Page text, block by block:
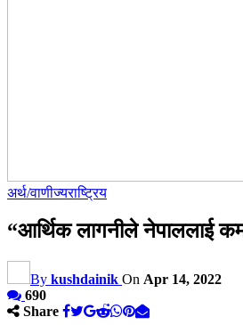
अर्थ/वाणीज्यराष्ट्रिय
“आर्थिक लागनीले नेपाललाई
By kushdainik On Apr 14, 2022
690
Share